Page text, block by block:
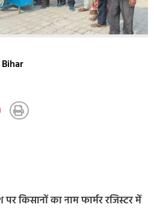
किसानों का नाम फार्मर रजिस्टर में